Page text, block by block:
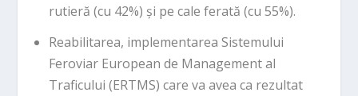
rutieră (cu 42%) și pe cale ferată (cu 55%).
Reabilitarea, implementarea Sistemului
Feroviar European de Management al
Traficului (ERTMS) care va avea ca rezultat